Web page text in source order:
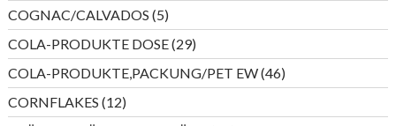
Produkte
COGNAC/CALVADOS 55
Produkte
COLA-PRODUKTE DOSE 2929
Produkte
COLA-PRODUKTE,PACKUNG/PET EW 4646
Produkte
CORNFLAKES 1212
Produkte